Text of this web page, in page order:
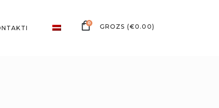
0 (€0.00)